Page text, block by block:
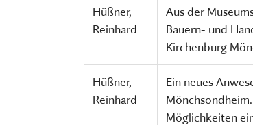
Hüßner,
Reinhard
Aus der
Bauern- und
Kirchenburg
Hüßner,
Reinhard
Ein neues
Möglichkeiten